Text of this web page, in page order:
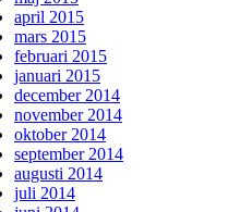
april 2015
mars 2015
februari 2015
januari 2015
december 2014
november 2014
oktober 2014
september 2014
augusti 2014
juli 2014